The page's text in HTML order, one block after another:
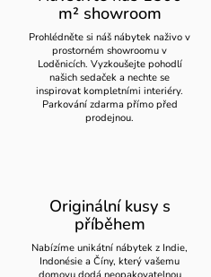
m² showroom
Prohlédněte si náš nábytek naživo v
prostorném showroomu v
Loděnicích. Vyzkoušejte pohodlí
našich sedaček a nechte se
inspirovat kompletními interiéry.
Parkování zdarma přímo před
prodejnou.
Originální kusy s
příběhem
Nabízíme unikátní nábytek z Indie,
Indonésie a Číny, který vašemu